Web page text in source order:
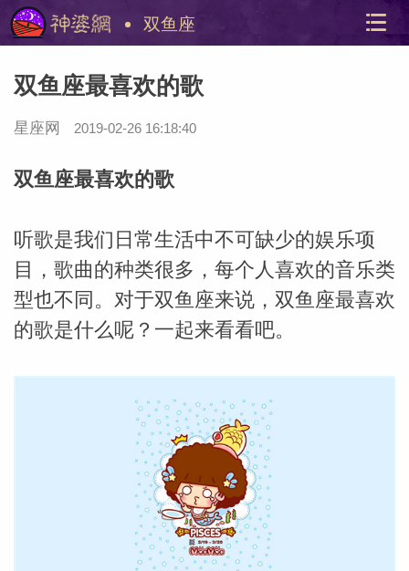
美国神
双鱼座
站内导
双鱼座最喜欢的歌
星座网 2019-02-26 16:18:40
双鱼座最喜欢的歌
听歌是我们日常生活中不可缺少的娱乐项
目，歌曲的种类很多，每个人喜欢的音乐类
型也不同。对于双鱼座来说，双鱼座最喜欢
的歌是什么呢？一起来看看吧。